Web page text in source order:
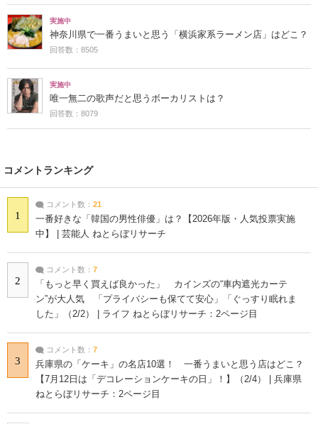
実施中
神奈川県で一番うまいと思う「横浜家系ラーメン店」はどこ？
回答数：8505
実施中
唯一無二の歌声だと思うボーカリストは？
回答数：8079
コメントランキング
1
コメント数： 21
一番好きな「韓国の男性俳優」は？【2026年版・人気投票実施
中】 | 芸能人 ねとらぼリサーチ
2
コメント数： 7
「もっと早く買えば良かった」 カインズの“車内遮光カーテ
ン”が大人気 「プライバシーも保てて安心」「ぐっすり眠れま
した」（2/2） | ライフ ねとらぼリサーチ：2ページ目
3
コメント数： 7
兵庫県の「ケーキ」の名店10選！ 一番うまいと思う店はどこ？
【7月12日は「デコレーションケーキの日」！】（2/4） | 兵庫県
ねとらぼリサーチ：2ページ目